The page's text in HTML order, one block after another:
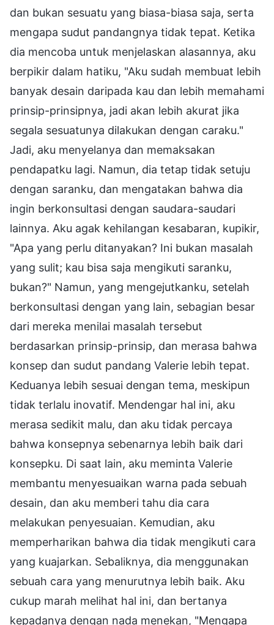
dan bukan sesuatu yang biasa-biasa saja, serta
mengapa sudut pandangnya tidak tepat. Ketika
dia mencoba untuk menjelaskan alasannya, aku
berpikir dalam hatiku, "Aku sudah membuat lebih
banyak desain daripada kau dan lebih memahami
prinsip-prinsipnya, jadi akan lebih akurat jika
segala sesuatunya dilakukan dengan caraku."
Jadi, aku menyelanya dan memaksakan
pendapatku lagi. Namun, dia tetap tidak setuju
dengan saranku, dan mengatakan bahwa dia
ingin berkonsultasi dengan saudara-saudari
lainnya. Aku agak kehilangan kesabaran, kupikir,
"Apa yang perlu ditanyakan? Ini bukan masalah
yang sulit; kau bisa saja mengikuti saranku,
bukan?" Namun, yang mengejutkanku, setelah
berkonsultasi dengan yang lain, sebagian besar
dari mereka menilai masalah tersebut
berdasarkan prinsip-prinsip, dan merasa bahwa
konsep dan sudut pandang Valerie lebih tepat.
Keduanya lebih sesuai dengan tema, meskipun
tidak terlalu inovatif. Mendengar hal ini, aku
merasa sedikit malu, dan aku tidak percaya
bahwa konsepnya sebenarnya lebih baik dari
konsepku. Di saat lain, aku meminta Valerie
membantu menyesuaikan warna pada sebuah
desain, dan aku memberi tahu dia cara
melakukan penyesuaian. Kemudian, aku
memperharikan bahwa dia tidak mengikuti cara
yang kuajarkan. Sebaliknya, dia menggunakan
sebuah cara yang menurutnya lebih baik. Aku
cukup marah melihat hal ini, dan bertanya
kepadanya dengan nada menekan, "Mengapa